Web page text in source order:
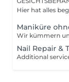
Hier hat alles
Maniküre
Nail Repair &